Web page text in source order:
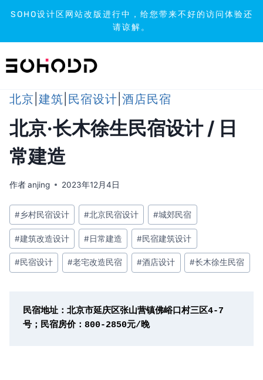
SOHO设计区网站改版进行中，给您带来不好的访问体验还
请谅解。
到
北京 建筑 民宿设计 酒店民宿
北京·长木徐生民宿设计 / 日
常建造
作者anjing 2023年12月4日
文
章
标
签：
#乡村民宿设计 #北京民宿设计 #城郊民宿
#建筑改造设计 #日常建造 #民宿建筑设计
#民宿设计 #老宅改造民宿 #酒店设计 #长木徐生民宿
民宿地址：北京市延庆区张山营镇佛峪口村三区4-7
号；民宿房价：800-2850元/晚